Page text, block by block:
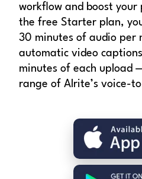
workflow and boost
the free Starter plan,
30 minutes of audio per
automatic video
minutes of each upload
range of Alrite’s voice-